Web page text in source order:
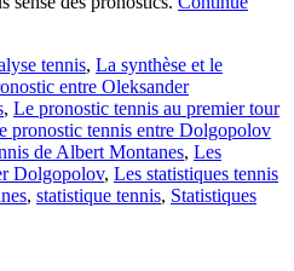
tennis, La synthèse et le
entre Oleksander
, Le pronostic tennis au premier tour
pronostic tennis entre Dolgopolov
de Albert Montanes, Les
Dolgopolov, Les statistiques tennis
, statistique tennis, Statistiques